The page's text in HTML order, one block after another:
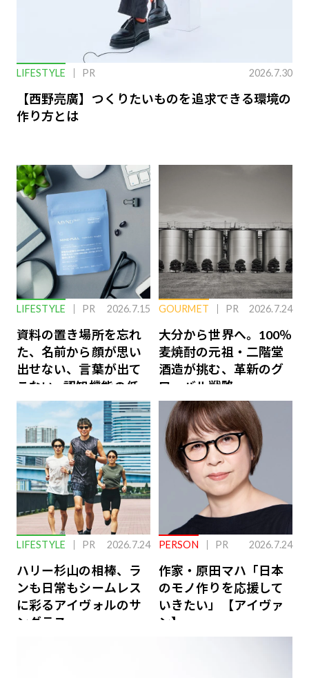
LIFESTYLE PR 2026.7.30
【西野亮廣】つくりたいものを追求できる環境の
作り方とは
LIFESTYLE PR 2026.7.15
資料の置き場所を忘れ
た、名前から顔が思い
出せない、言葉が出て
こない…認知機能の低
下を救う、脳のインナ
ーケアとは
GOURMET PR 2026.7.24
大分から世界へ。100％
麦焼酎の元祖・二階堂
酒造が挑む、革新のグ
ローバル戦略
LIFESTYLE PR 2026.7.24
ハリー杉山の相棒、ラ
ンも日常もシームレス
に彩るアイヴォルのサ
ングラス
PERSON PR 2026.7.24
作家・原田マハ「日本
のモノ作りを応援して
いきたい」【アイヴァ
ン】